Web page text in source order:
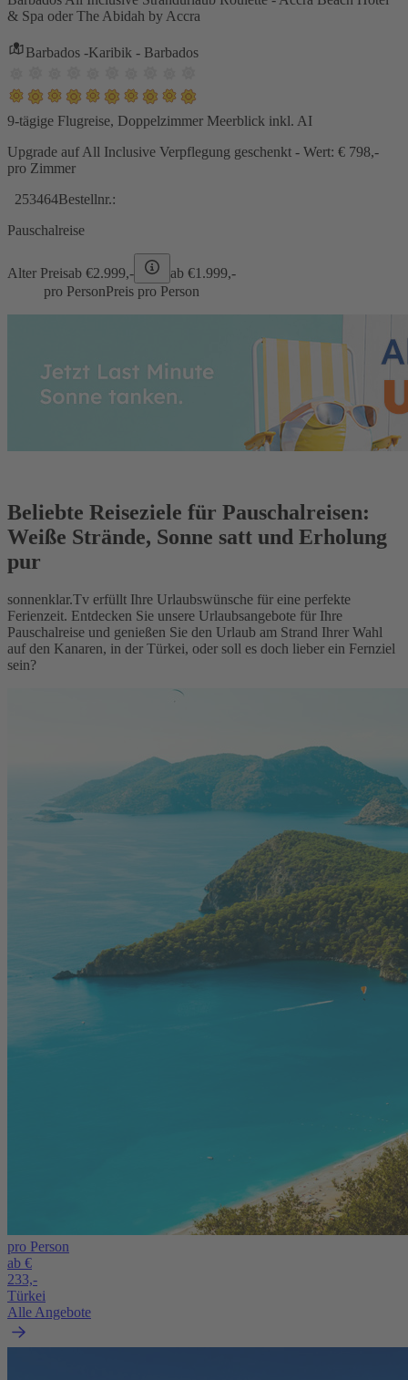
& Spa oder The Abidah by Accra
Barbados -Karibik - Barbados
9-tägige Flugreise, Doppelzimmer Meerblick inkl. AI
Upgrade auf All Inclusive Verpflegung geschenkt - Wert: € 798,-
pro Zimmer
253464Bestellnr.:
Pauschalreise
Alter Preisab €2.999,- ab €1.999,-
pro PersonPreis pro Person
Beliebte Reiseziele für Pauschalreisen:
Weiße Strände, Sonne satt und Erholung
pur
sonnenklar.Tv erfüllt Ihre Urlaubswünsche für eine perfekte
Ferienzeit. Entdecken Sie unsere Urlaubsangebote für Ihre
Pauschalreise und genießen Sie den Urlaub am Strand Ihrer Wahl
auf den Kanaren, in der Türkei, oder soll es doch lieber ein Fernziel
sein?
pro Person
ab €
233,-
Türkei
Alle Angebote